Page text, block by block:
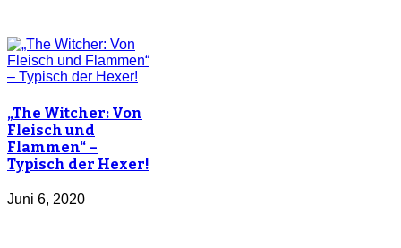
„The Witcher: Von
Fleisch und
Flammen“ –
Typisch der Hexer!
Juni 6, 2020